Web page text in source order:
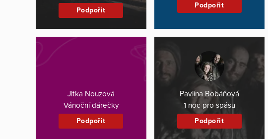
Podpořit
Podpořit
Jitka Nouzová
Vánoční dárečky
Podpořit
Pavlína Bobáňová
1 noc pro spásu
Podpořit